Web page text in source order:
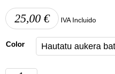
25,00€ IVA Incluido
Color